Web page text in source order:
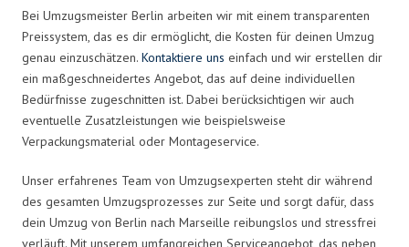
Bei Umzugsmeister Berlin arbeiten wir mit einem transparenten
Preissystem, das es dir ermöglicht, die Kosten für deinen Umzug
genau einzuschätzen. Kontaktiere uns einfach und wir erstellen dir
ein maßgeschneidertes Angebot, das auf deine individuellen
Bedürfnisse zugeschnitten ist. Dabei berücksichtigen wir auch
eventuelle Zusatzleistungen wie beispielsweise
Verpackungsmaterial oder Montageservice.
Unser erfahrenes Team von Umzugsexperten steht dir während
des gesamten Umzugsprozesses zur Seite und sorgt dafür, dass
dein Umzug von Berlin nach Marseille reibungslos und stressfrei
verläuft. Mit unserem umfangreichen Serviceangebot, das neben